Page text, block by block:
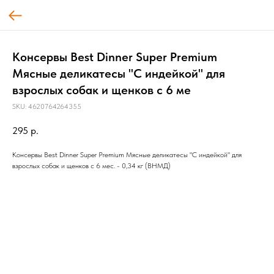
Консервы Best Dinner Super Premium
Мясные деликатесы "С индейкой" для
взрослых собак и щенков с 6 ме
SKU: 4620764264355
295 р.
Консервы Best Dinner Super Premium Мясные деликатесы "С индейкой" для
взрослых собак и щенков с 6 мес. - 0,34 кг (ВНМД)